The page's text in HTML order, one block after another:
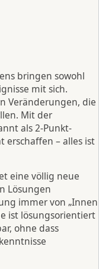
bringen sowohl
mit sich.
Veränderungen, die
Mit der
als 2-Punkt-
erschaffen – alles ist
eine völlig neue
Lösungen
immer von „Innen
ist lösungsorientiert
ohne dass